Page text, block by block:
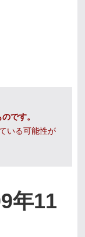
です。
いる可能性が
年11